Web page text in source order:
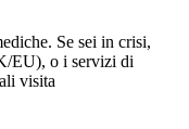
Se sei in crisi,
EU), o i servizi di
visita